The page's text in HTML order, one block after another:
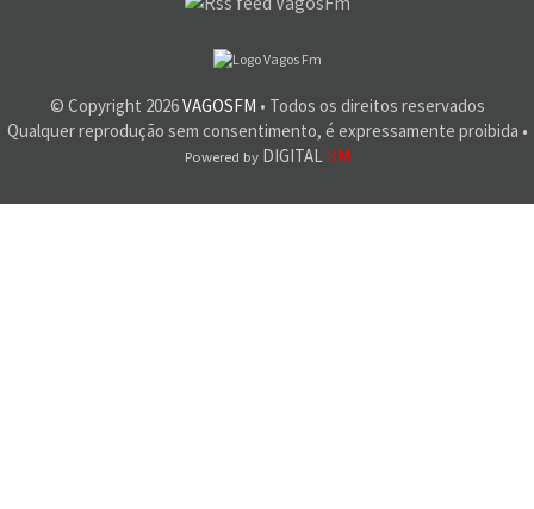
© Copyright 2026VAGOSFM • Todos os direitos reservados
Qualquer reprodução sem consentimento, é expressamente proibida •
Powered byDIGITAL RM